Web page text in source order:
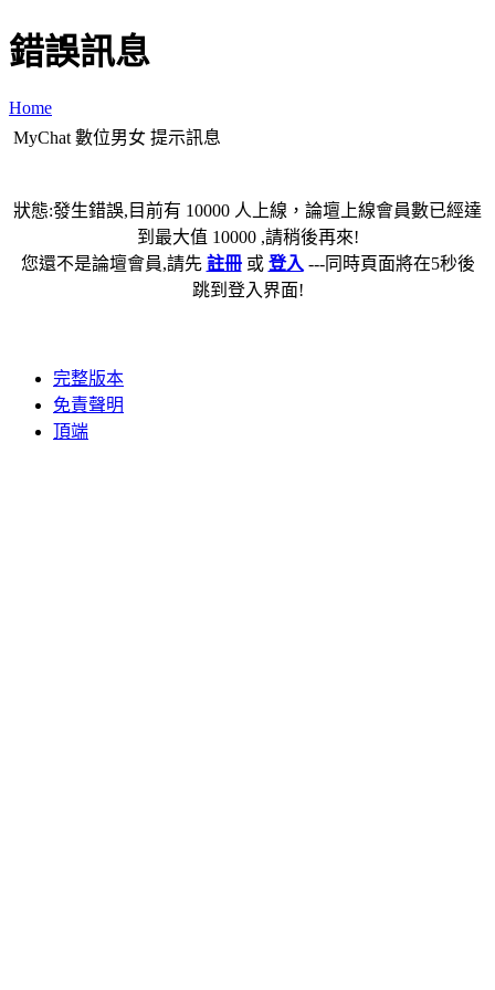
錯誤訊息
Home
MyChat 數位男女 提示訊息
狀態:發生錯誤,目前有 10000 人上線，論壇上線會員數已經達
到最大值 10000 ,請稍後再來!
您還不是論壇會員,請先 註冊或 登入 ---同時頁面將在5秒後
跳到登入界面!
完整版本
免責聲明
頂端